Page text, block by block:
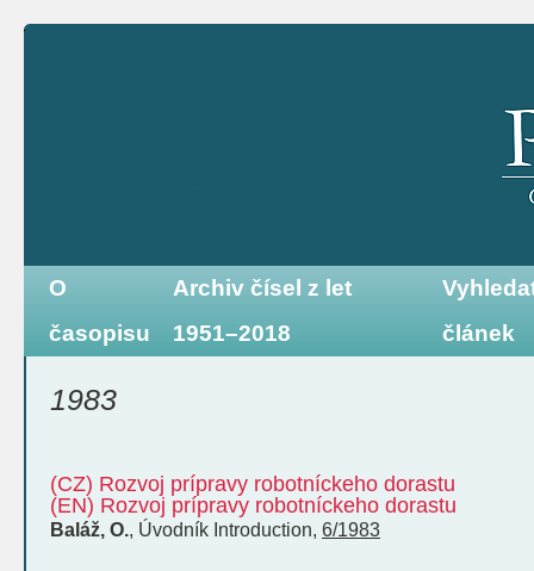
O
časopisu
Archiv čísel z let
1951–2018
článek
1983
(CZ) Rozvoj prípravy robotníckeho dorastu
(EN) Rozvoj prípravy robotníckeho dorastu
Baláž, O., Úvodník Introduction, 6/1983